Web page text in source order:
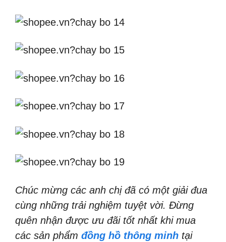
Chúc mừng các anh chị đã có một giải đua
cùng những trải nghiệm tuyệt vời. Đừng
quên nhận được ưu đãi tốt nhất khi mua
các sản phẩm đồng hồ thông minh tại